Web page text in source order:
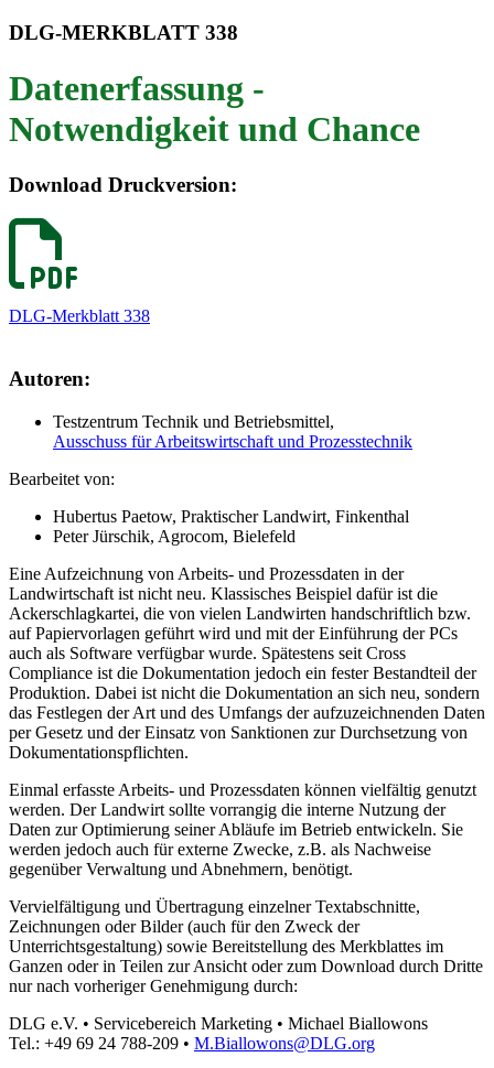
DLG-MERKBLATT 338
Datenerfassung -
Notwendigkeit und Chance
Download Druckversion:
DLG-Merkblatt 338
Autoren:
Testzentrum Technik und Betriebsmittel,
Ausschuss für Arbeitswirtschaft und Prozesstechnik
Bearbeitet von:
Hubertus Paetow, Praktischer Landwirt, Finkenthal
Peter Jürschik, Agrocom, Bielefeld
Eine Aufzeichnung von Arbeits- und Prozessdaten in der
Landwirtschaft ist nicht neu. Klassisches Beispiel dafür ist die
Ackerschlagkartei, die von vielen Landwirten handschriftlich bzw.
auf Papiervorlagen geführt wird und mit der Einführung der PCs
auch als Software verfügbar wurde. Spätestens seit Cross
Compliance ist die Dokumentation jedoch ein fester Bestandteil der
Produktion. Dabei ist nicht die Dokumentation an sich neu, sondern
das Festlegen der Art und des Umfangs der aufzuzeichnenden Daten
per Gesetz und der Einsatz von Sanktionen zur Durchsetzung von
Dokumentationspflichten.
Einmal erfasste Arbeits- und Prozessdaten können vielfältig genutzt
werden. Der Landwirt sollte vorrangig die interne Nutzung der
Daten zur Optimierung seiner Abläufe im Betrieb entwickeln. Sie
werden jedoch auch für externe Zwecke, z.B. als Nachweise
gegenüber Verwaltung und Abnehmern, benötigt.
Vervielfältigung und Übertragung einzelner Textabschnitte,
Zeichnungen oder Bilder (auch für den Zweck der
Unterrichtsgestaltung) sowie Bereitstellung des Merkblattes im
Ganzen oder in Teilen zur Ansicht oder zum Download durch Dritte
nur nach vorheriger Genehmigung durch:
DLG e.V. • Servicebereich Marketing • Michael Biallowons
Tel.: +49 69 24 788-209 • M.Biallowons@DLG.org